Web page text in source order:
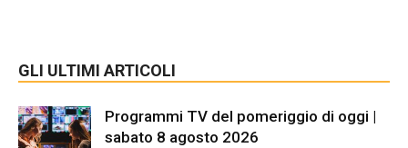
GLI ULTIMI ARTICOLI
Programmi TV del pomeriggio di oggi |
sabato 8 agosto 2026